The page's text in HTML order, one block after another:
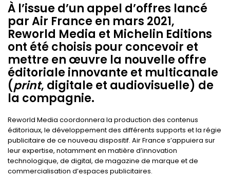
À l’issue d’un appel d’offres lancé
par Air France en mars 2021,
Reworld Media et Michelin Editions
ont été choisis pour concevoir et
mettre en œuvre la nouvelle offre
éditoriale innovante et multicanale
(print, digitale et audiovisuelle) de
la compagnie.
Reworld Media coordonnera la production des contenus
éditoriaux, le développement des différents supports et la régie
publicitaire de ce nouveau dispositif. Air France s’appuiera sur
leur expertise, notamment en matière d’innovation
technologique, de digital, de magazine de marque et de
commercialisation d’espaces publicitaires.